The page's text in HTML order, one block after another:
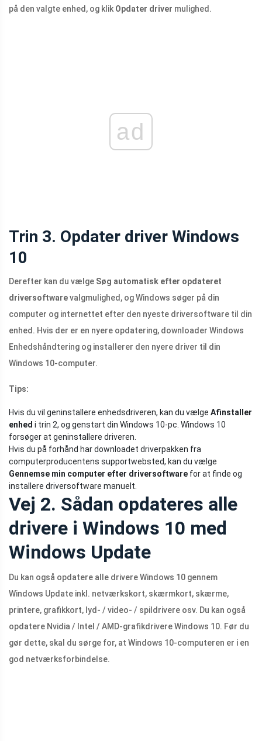
på den valgte enhed, og klik Opdater driver mulighed.
ad
Trin 3. Opdater driver Windows
10
Derefter kan du vælge Søg automatisk efter opdateret
driversoftwarevalgmulighed, og Windows søger på din
computer og internettet efter den nyeste driversoftware til din
enhed. Hvis der er en nyere opdatering, downloader Windows
Enhedshåndtering og installerer den nyere driver til din
Windows 10-computer.
Tips:
Hvis du vil geninstallere enhedsdriveren, kan du vælge Afinstaller
enhed i trin 2, og genstart din Windows 10-pc. Windows 10
forsøger at geninstallere driveren.
Hvis du på forhånd har downloadet driverpakken fra
computerproducentens supportwebsted, kan du vælge
Gennemse min computer efter driversoftware for at finde og
installere driversoftware manuelt.
Vej 2. Sådan opdateres alle
drivere i Windows 10 med
Windows Update
Du kan også opdatere alle drivere Windows 10 gennem
Windows Update inkl. netværkskort, skærmkort, skærme,
printere, grafikkort, lyd- / video- / spildrivere osv. Du kan også
opdatere Nvidia / Intel / AMD-grafikdrivere Windows 10. Før du
gør dette, skal du sørge for, at Windows 10-computeren er i en
god netværksforbindelse.